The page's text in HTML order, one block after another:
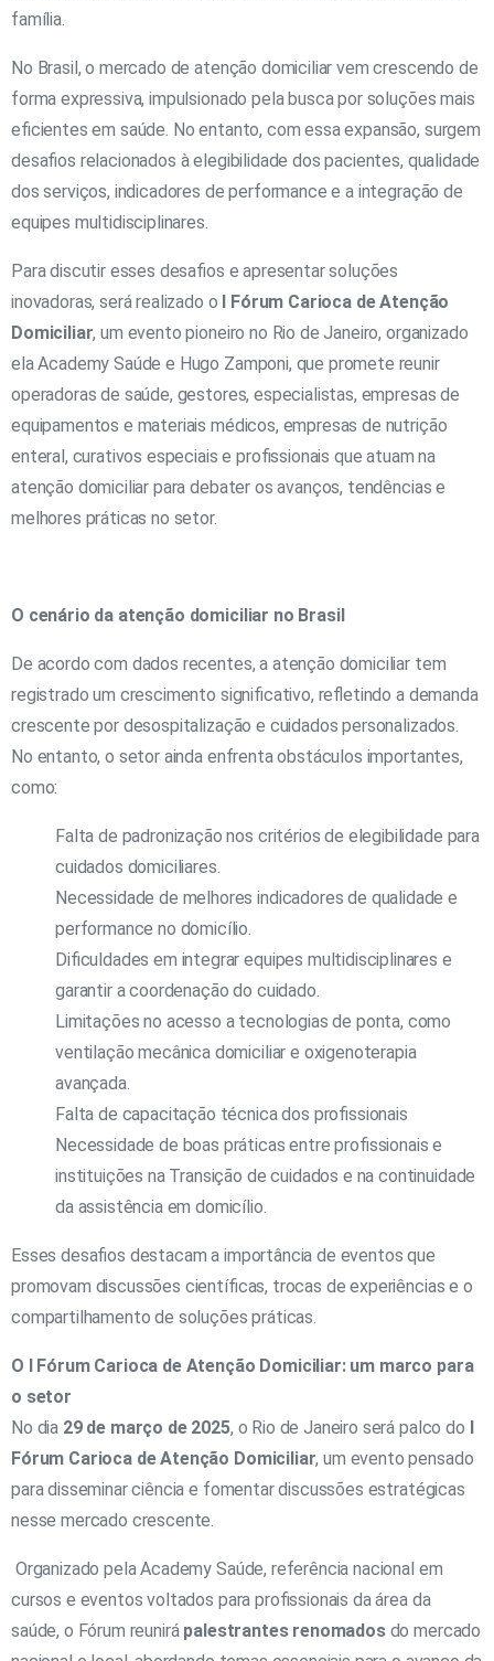
família.
No Brasil, o mercado de atenção domiciliar vem crescendo de
forma expressiva, impulsionado pela busca por soluções mais
eficientes em saúde. No entanto, com essa expansão, surgem
desafios relacionados à elegibilidade dos pacientes, qualidade
dos serviços, indicadores de performance e a integração de
equipes multidisciplinares.
Para discutir esses desafios e apresentar soluções
inovadoras, será realizado o I Fórum Carioca de Atenção
Domiciliar, um evento pioneiro no Rio de Janeiro, organizado
ela Academy Saúde e Hugo Zamponi, que promete reunir
operadoras de saúde, gestores, especialistas, empresas de
equipamentos e materiais médicos, empresas de nutrição
enteral, curativos especiais e profissionais que atuam na
atenção domiciliar para debater os avanços, tendências e
melhores práticas no setor.
O cenário da atenção domiciliar no Brasil
De acordo com dados recentes, a atenção domiciliar tem
registrado um crescimento significativo, refletindo a demanda
crescente por desospitalização e cuidados personalizados.
No entanto, o setor ainda enfrenta obstáculos importantes,
como:
Falta de padronização nos critérios de elegibilidade para
cuidados domiciliares.
Necessidade de melhores indicadores de qualidade e
performance no domicílio.
Dificuldades em integrar equipes multidisciplinares e
garantir a coordenação do cuidado.
Limitações no acesso a tecnologias de ponta, como
ventilação mecânica domiciliar e oxigenoterapia
avançada.
Falta de capacitação técnica dos profissionais
Necessidade de boas práticas entre profissionais e
instituições na Transição de cuidados e na continuidade
da assistência em domicílio.
Esses desafios destacam a importância de eventos que
promovam discussões científicas, trocas de experiências e o
compartilhamento de soluções práticas.
O I Fórum Carioca de Atenção Domiciliar: um marco para
o setor
No dia 29 de março de 2025, o Rio de Janeiro será palco do I
Fórum Carioca de Atenção Domiciliar, um evento pensado
para disseminar ciência e fomentar discussões estratégicas
nesse mercado crescente.
Organizado pela Academy Saúde, referência nacional em
cursos e eventos voltados para profissionais da área da
saúde, o Fórum reunirá palestrantes renomadosdo mercado